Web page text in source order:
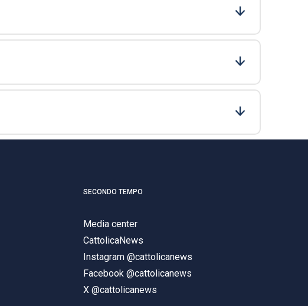
SECONDO TEMPO
Media center
CattolicaNews
Instagram @cattolicanews
Facebook @cattolicanews
X @cattolicanews